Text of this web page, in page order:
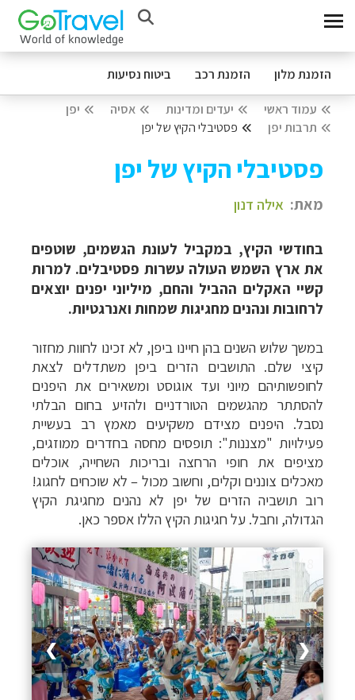
הזמנת מלון הזמנת רכב ביטוח נסיעות
עמוד ראשי יעדים ומדינות אסיה
יפן
תרבות יפן
פסטיבלי הקיץ של יפן
פסטיבלי הקיץ של יפן
מאת: אילה דנון
בחודשי הקיץ, במקביל לעונת הגשמים, שוטפים
את ארץ השמש העולה עשרות פסטיבלים. למרות
קשיי האקלים ההביל והחם, מיליוני יפנים יוצאים
לרחובות ונהנים מחגיגות שמחות ואנרגטיות.
במשך שלוש השנים בהן חיינו ביפן, לא זכינו לחוות מחזור
קיצי שלם. התושבים הזרים ביפן משתדלים לצאת
לחופשותיהם מיוני ועד אוגוסט ומשאירים את היפנים
להסתתר מהגשמים הטורדניים ולהזיע בחום הבלתי
נסבל. היפנים מצידם משקיעים מאמץ רב בעשיית
פעילויות "מצננות": תופסים מחסה בחדרים ממוזגים,
מציפים את חופי הרחצה ובריכות השחייה, אוכלים
מאכלים צוננים וקלים, וחשוב מכול –לא שוכחים לחגוג!
רוב תושביה הזרים של יפן לא נהנים מחגיגת הקיץ
הגדולה, וחבל. על חגיגות הקיץ הללו אספר כאן.
1 / 8
❯ ❮